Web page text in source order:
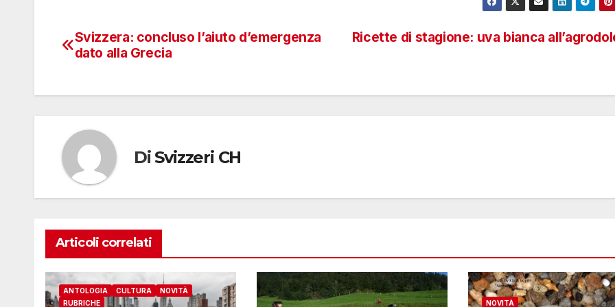
Navigazione
Ricette di stagione: uva bianca
Svizzera: concluso l’aiuto d’emergenza
dato alla Grecia
Di Svizzeri CH
Articoli correlati
ANTOLOGIA CULTURA
NOVITÀ
RUBRICHE
NOVITÀ